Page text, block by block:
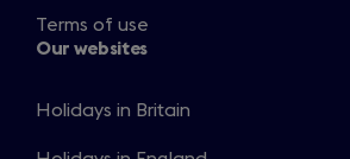
Terms of use
Our websites
Holidays in Britain
in